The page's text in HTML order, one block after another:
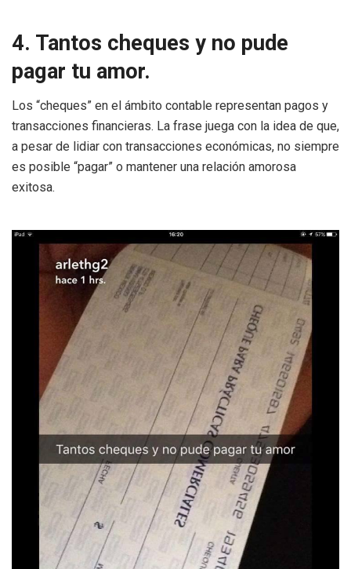
4. Tantos cheques y no pude
pagar tu amor.
Los “cheques” en el ámbito contable representan pagos y
transacciones financieras. La frase juega con la idea de que,
a pesar de lidiar con transacciones económicas, no siempre
es posible “pagar” o mantener una relación amorosa
exitosa.